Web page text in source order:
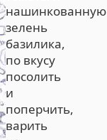
нашинкованную
зелень
базилика,
по вкусу
посолить
и
поперчить,
варить